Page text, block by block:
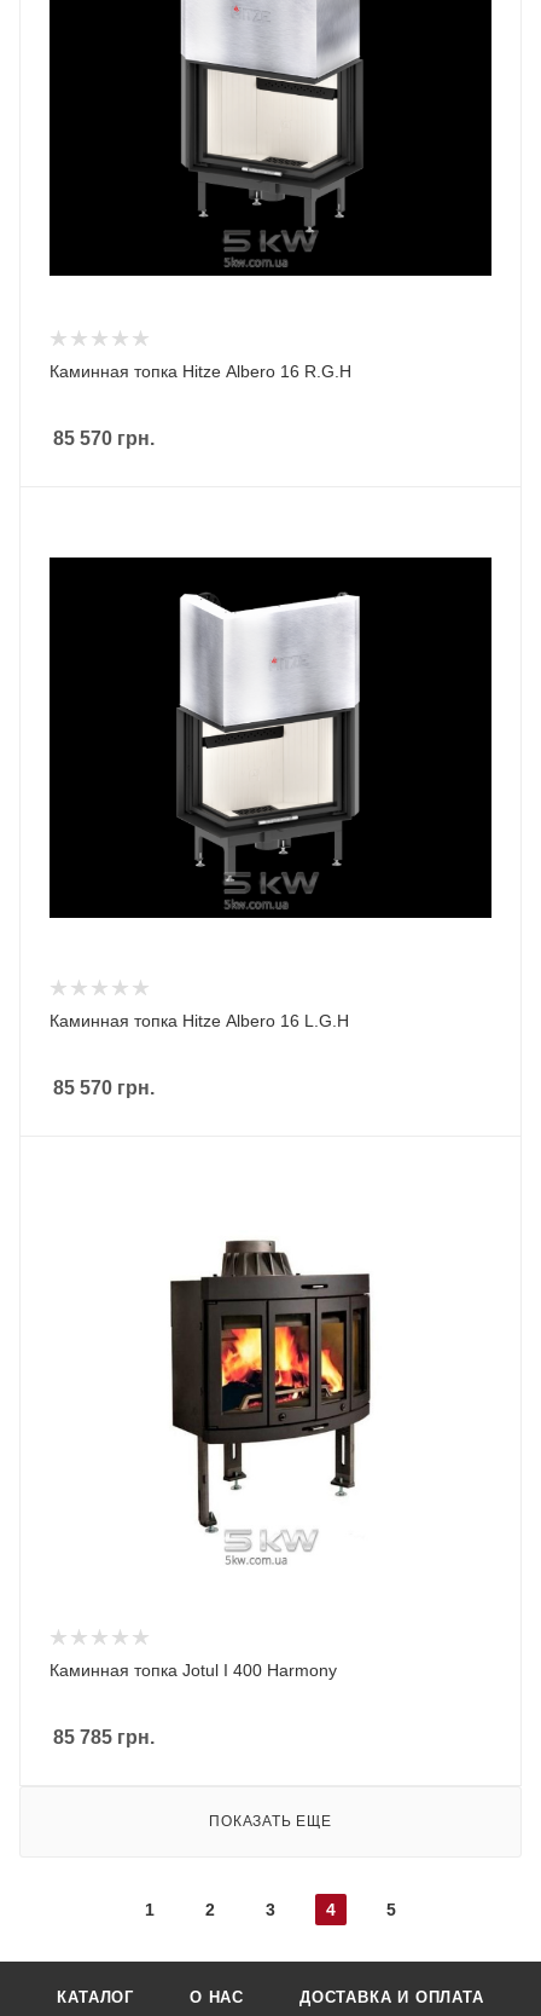
Каминная топка Hitze Albero 16 R.G.H
85 570 грн.
Каминная топка Hitze Albero 16 L.G.H
85 570 грн.
Каминная топка Jotul I 400 Harmony
85 785 грн.
ПОКАЗАТЬ ЕЩЕ
1 2 3 4 5
КАТАЛОГ О НАС ДОСТАВКА И ОПЛАТА